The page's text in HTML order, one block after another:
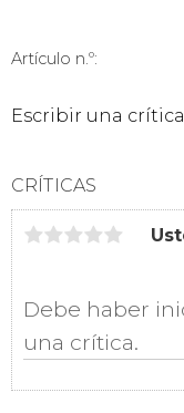
Artículo n.º
Escribir una
CRÍTICAS